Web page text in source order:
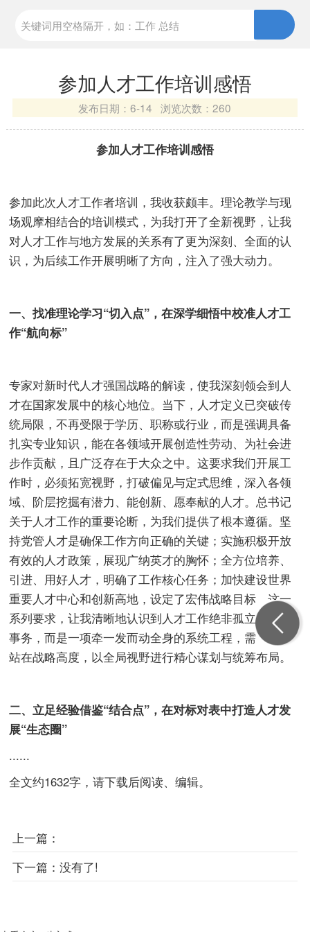
参加人才工作培训感悟
发布日期：6-14 浏览次数：260
参加人才工作培训感悟
参加此次人才工作者培训，我收获颇丰。理论教学与现
场观摩相结合的培训模式，为我打开了全新视野，让我
对人才工作与地方发展的关系有了更为深刻、全面的认
识，为后续工作开展明晰了方向，注入了强大动力。
一、找准理论学习“切入点”，在深学细悟中校准人才工
作“航向标”
专家对新时代人才强国战略的解读，使我深刻领会到人
才在国家发展中的核心地位。当下，人才定义已突破传
统局限，不再受限于学历、职称或行业，而是强调具备
扎实专业知识，能在各领域开展创造性劳动、为社会进
步作贡献，且广泛存在于大众之中。这要求我们开展工
作时，必须拓宽视野，打破偏见与定式思维，深入各领
域、阶层挖掘有潜力、能创新、愿奉献的人才。总书记
关于人才工作的重要论断，为我们提供了根本遵循。坚
持党管人才是确保工作方向正确的关键；实施积极开放
有效的人才政策，展现广纳英才的胸怀；全方位培养、
引进、用好人才，明确了工作核心任务；加快建设世界
重要人才中心和创新高地，设定了宏伟战略目标。这一
系列要求，让我清晰地认识到人才工作绝非孤立的个体
事务，而是一项牵一发而动全身的系统工程，需要我们
站在战略高度，以全局视野进行精心谋划与统筹布局。
二、立足经验借鉴“结合点”，在对标对表中打造人才发
展“生态圈”
......
全文约1632字，请下载后阅读、编辑。
上一篇：
下一篇： 没有了!